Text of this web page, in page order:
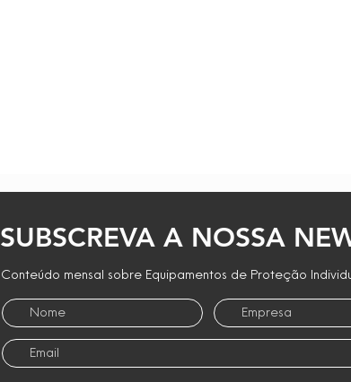
SUBSCREVA A NOSSA
Conteúdo mensal sobre Equipamentos de Proteção